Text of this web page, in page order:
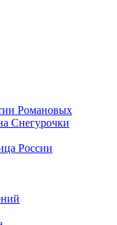
Романовых
Снегурочки
России